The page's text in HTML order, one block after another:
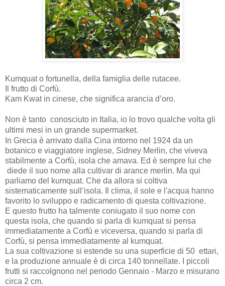
Kumquat o fortunella, della famiglia delle rutacee.
Il frutto di Corfù.
Kam Kwat in cinese, che significa arancia d’oro.
Non è tanto conosciuto in Italia, io lo trovo qualche volta gli
ultimi mesi in un grande supermarket.
In Grecia è arrivato dalla Cina intorno nel 1924 da un
botanico e viaggiatore inglese, Sidney Merlin, che viveva
stabilmente a Corfù, isola che amava. Ed è sempre lui che
diede il suo nome alla cultivar di arance merlin. Ma qui
parliamo del kumquat. Che da allora si coltiva
sistematicamente sull’isola. Il clima, il sole e l'acqua hanno
favorito lo sviluppo e radicamento di questa coltivazione.
E questo frutto ha talmente coniugato il suo nome con
questa isola, che quando si parla di kumquat si pensa
immediatamente a Corfù e viceversa, quando si parla di
Corfù, si pensa immediatamente al kumquat.
La sua coltivazione si estende su una superficie di 50 ettari,
e la produzione annuale è di circa 140 tonnellate. I piccoli
frutti si raccolgnono nel periodo Gennaio - Marzo e misurano
circa 2 cm.